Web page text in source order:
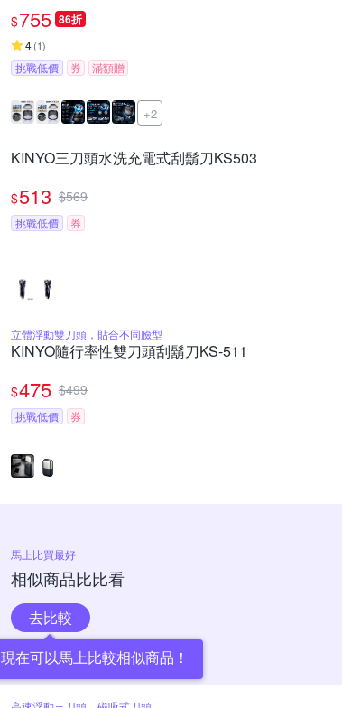
$755 86折
4(1)
挑戰低價 券 滿額贈
+2
KINYO三刀頭水洗充電式刮鬍刀KS503
$513 $569
挑戰低價 券
立體浮動雙刀頭，貼合不同臉型
KINYO隨行率性雙刀頭刮鬍刀KS-511
$475 $499
挑戰低價 券
馬上比買最好
相似商品比比看
去比較
現在可以馬上比較相似商品！